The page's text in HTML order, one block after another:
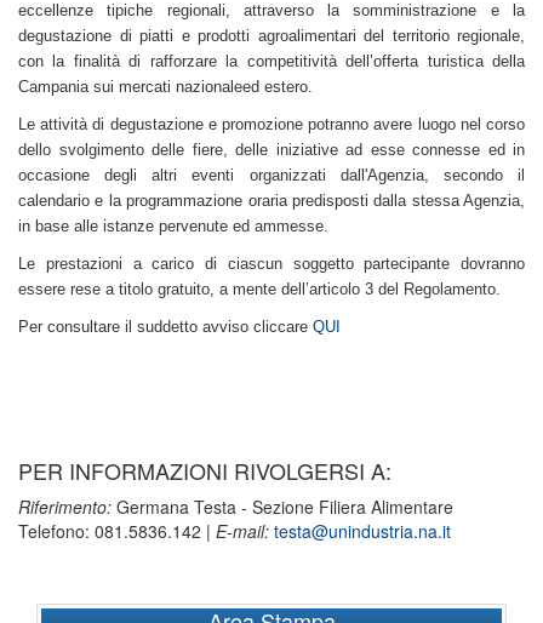
eccellenze tipiche regionali, attraverso la somministrazione e la
degustazione di piatti e prodotti agroalimentari del territorio regionale,
con la finalità di rafforzare la competitività dell’offerta turistica della
Campania sui mercati nazionaleed estero.
Le attività di degustazione e promozione potranno avere luogo nel corso
dello svolgimento delle fiere, delle iniziative ad esse connesse ed in
occasione degli altri eventi organizzati dall'Agenzia, secondo il
calendario e la programmazione oraria predisposti dalla stessa Agenzia,
in base alle istanze pervenute ed ammesse.
Le prestazioni a carico di ciascun soggetto partecipante dovranno
essere rese a titolo gratuito, a mente dell’articolo 3 del Regolamento.
Per consultare il suddetto avviso cliccare QUI
PER INFORMAZIONI RIVOLGERSI A:
Riferimento: Germana Testa - Sezione Filiera Alimentare
Telefono: 081.5836.142 | E-mail: testa@unindustria.na.it